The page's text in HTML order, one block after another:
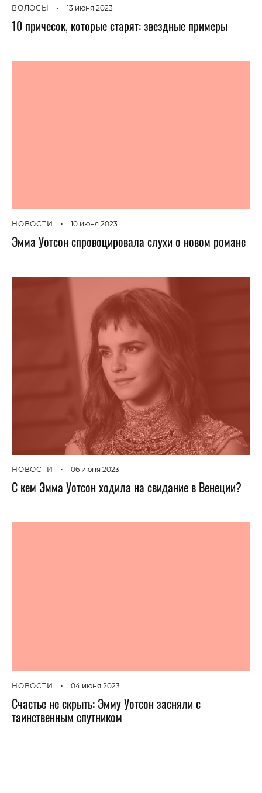
ВОЛОСЫ • 13 июня 2023
10 причесок, которые старят: звездные примеры
НОВОСТИ • 10 июня 2023
Эмма Уотсон спровоцировала слухи о новом романе
НОВОСТИ • 06 июня 2023
C кем Эмма Уотсон ходила на свидание в Венеции?
НОВОСТИ • 04 июня 2023
Счастье не скрыть: Эмму Уотсон засняли с
таинственным спутником